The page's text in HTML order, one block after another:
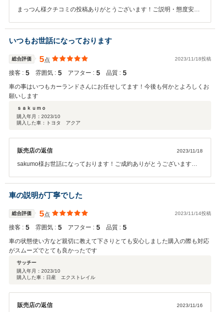
まっつん様クチコミの投稿ありがとうございます！ご説明・態度安心
寧な対応を心掛けて参りますのでよろしくお願いいたします(^^♪
いつもお世話になっております
総合評価 5点 2023/11/18投稿
接客 : 5 雰囲気 : 5 アフター : 5 品質 : 5
車の事はいつもカーランドさんにお任せしてます！今後も何かとよろしくお
願いします
ｓａｋｕｍｏ
購入年月： 2023/10
購入した車：トヨタ アクア
販売店の返信 2023/11/18
sakumo様お世話になっております！ご成約ありがとうございます！
気軽にご相談下さい！
車の説明が丁寧でした
総合評価 5点 2023/11/14投稿
接客 : 5 雰囲気 : 5 アフター : 5 品質 : 5
車の状態使い方など親切に教えて下さりとても安心しました購入の際も対応
がスムーズでとても良かったです
サッチー
購入年月： 2023/10
購入した車：日産 エクストレイル
販売店の返信 2023/11/16